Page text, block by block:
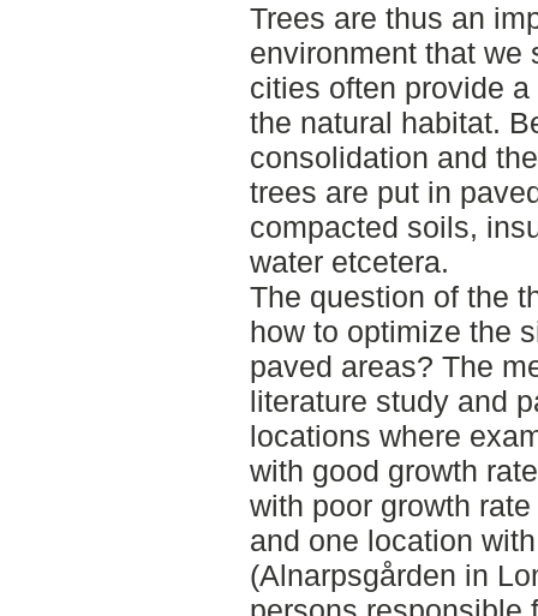
Trees are thus an
environment that we
cities often provide
the natural habitat.
consolidation and
trees are put in
compacted soils,
water etcetera.
The question of the
how to optimize the
paved areas? The
literature study and
locations where
with good growth
with poor growth
and one location
(Alnarpsgården in